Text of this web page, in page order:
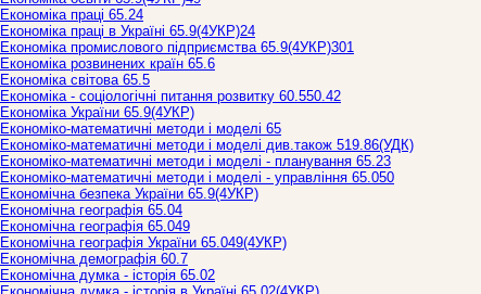
Економіка праці 65.24
Економіка праці в Україні 65.9(4УКР)24
Економіка промислового підприємства 65.9(4УКР)301
Економіка розвинених країн 65.6
Економіка світова 65.5
Економіка - соціологічні питання розвитку 60.550.42
Економіка України 65.9(4УКР)
Економіко-математичні методи і моделі 65
Економіко-математичні методи і моделі див.також 519.86(УДК)
Економіко-математичні методи і моделі - планування 65.23
Економіко-математичні методи і моделі - управління 65.050
Економічна безпека України 65.9(4УКР)
Економічна географія 65.04
Економічна географія 65.049
Економічна географія України 65.049(4УКР)
Економічна демографія 60.7
Економічна думка - історія 65.02